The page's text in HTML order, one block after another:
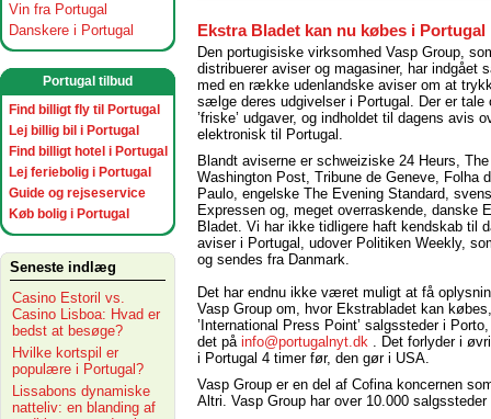
Vin fra Portugal
Danskere i Portugal
Portugal tilbud
Find billigt fly til Portugal
Lej billig bil i Portugal
Find billigt hotel i Portugal
Lej feriebolig i Portugal
Guide og rejseservice
Køb bolig i Portugal
Seneste indlæg
Casino Estoril vs.
Casino Lisboa: Hvad er
bedst at besøge?
Hvilke kortspil er
populære i Portugal?
Lissabons dynamiske
natteliv: en blanding af
Ekstra Bladet kan nu købes i Portugal
Den portugisiske virksomhed Vasp Group,
distribuerer aviser og magasiner, har indgået
med en række udenlandske aviser om at
sælge deres udgivelser i Portugal. Der er tale
’friske’ udgaver, og indholdet til dagens avis
elektronisk til Portugal.
Blandt aviserne er schweiziske 24 Heurs, The
Washington Post, Tribune de Geneve, Folha
Paulo, engelske The Evening Standard,
Expressen og, meget overraskende, danske
Bladet. Vi har ikke tidligere haft kendskab til
aviser i Portugal, udover Politiken Weekly,
og sendes fra Danmark.
Det har endnu ikke været muligt at få
Vasp Group om, hvor Ekstrabladet kan
’International Press Point’ salgssteder i
det på info@portugalnyt.dk . Det forlyder i
i Portugal 4 timer før, den gør i USA.
Vasp Group er en del af Cofina koncernen
Altri. Vasp Group har over 10.000